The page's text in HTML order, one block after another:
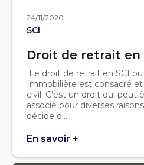
24/11/2020
SCI
Droit de retrait en
Le droit de retrait en SCI
Immobilière est consacré
civil. C’est un droit qui peut
associé pour diverses
décide d...
En savoir +